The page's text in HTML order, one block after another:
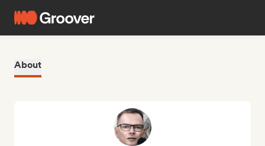
About